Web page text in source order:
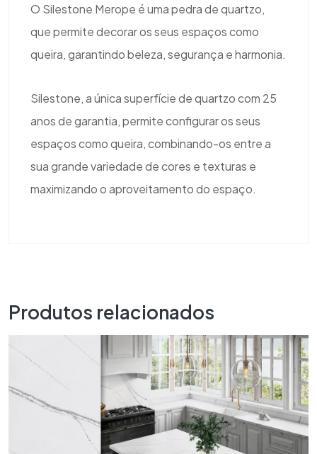
O Silestone Merope é uma pedra de quartzo,
que permite decorar os seus espaços como
queira, garantindo beleza, segurança e harmonia.
Silestone, a única superfície de quartzo com 25
anos de garantia, permite configurar os seus
espaços como queira, combinando-os entre a
sua grande variedade de cores e texturas e
maximizando o aproveitamento do espaço.
Produtos relacionados